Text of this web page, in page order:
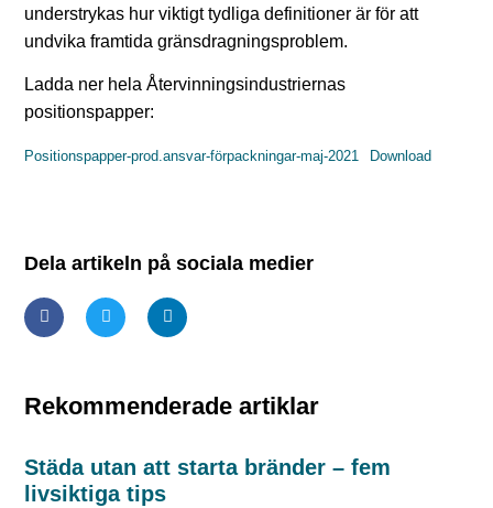
understrykas hur viktigt tydliga definitioner är för att
undvika framtida gränsdragningsproblem.
Ladda ner hela Återvinningsindustriernas
positionspapper:
Positionspapper-prod.ansvar-förpackningar-maj-2021 Download
Dela artikeln på sociala medier
Rekommenderade artiklar
Städa utan att starta bränder – fem
livsiktiga tips